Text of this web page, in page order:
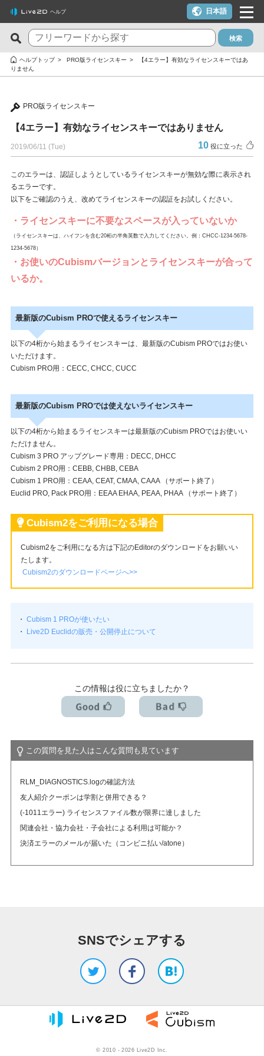
ヘルプ
新着のFAQ
Cubism Editor でファイルの保存に失敗する
タイムラインの最終フレームが出力されません
Cookie同意の設定内容を変更したい
alpha版のCubism Editorで作成したファイル(cmo3,can3,moc3)
は他のバージョンでも開けますか？
RLM_DIAGNOSTICS.logの確認方法
役に立った質問TOP10
macOS 10.15 Catalina以降でインストールしようとすると警告
YouTubeやTwitchでの配信に使いたいが可能か？
ライセンスキー1つでPC複数台は利用できる？
トライアル版とフリー版の違いは？
トライアル版を利用しないでFREE版を利用したい
決済エラーのメールが届いた（クレジットカード）
解約したい（更新停止にしたい）
ライセンスを解除したい / 新しいPCに移行したい
アカデミック版ライセンスとは？（学割制度）
検索
ヘルプトップ PRO版ライセンスキー
【4エラー】有効なライセンスキーではあ
りません
PRO版ライセンスキー
【4エラー】有効なライセンスキーではありません
2019/06/11 (Tue) 10 役に立った
このエラーは、認証しようとしているライセンスキーが無効な際に表示され
るエラーです。
以下をご確認のうえ、改めてライセンスキーの認証をお試しください。
・ライセンスキーに不要なスペースが入っていないか
（ライセンスキーは、ハイフンを含む20桁の半角英数で入力してください。例：CHCC-1234-5678-
1234-5678）
・お使いのCubismバージョンとライセンスキーが合って
いるか。
最新版のCubism PROで使えるライセンスキー
以下の4桁から始まるライセンスキーは、最新版のCubism PROではお使い
いただけます。
Cubism PRO用：CECC, CHCC, CUCC
最新版のCubism PROでは使えないライセンスキー
以下の4桁から始まるライセンスキーは最新版のCubism PROではお使いい
ただけません。
Cubism 3 PRO アップグレード専用：DECC, DHCC
Cubism 2 PRO用：CEBB, CHBB, CEBA
Cubism 1 PRO用：CEAA, CEAT, CMAA, CAAA （サポート終了）
Euclid PRO, Pack PRO用：EEAA EHAA, PEAA, PHAA （サポート終了）
Cubism2をご利用になる場合
Cubism2をご利用になる方は下記のEditorのダウンロードをお願いい
たします。
Cubism2のダウンロードページへ>>
・ Cubism 1 PROが使いたい
・
Live2D Euclidの販売・公開停止について
この情報は役に立ちましたか？
この質問を見た人はこんな質問も見ています
RLM_DIAGNOSTICS.logの確認方法
友人紹介クーポンは学割と併用できる？
(-1011エラー) ライセンスファイル数が限界に達しました
関連会社・協力会社・子会社による利用は可能か？
決済エラーのメールが届いた（コンビニ払い/atone）
SNSでシェアする
©︎ 2010 - 2026 Live2D Inc.
日本語